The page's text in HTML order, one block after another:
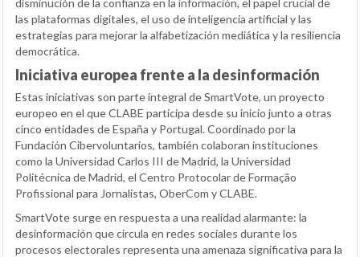
las plataformas digitales, el uso de inteligencia artificial y las
estrategias para mejorar la alfabetización mediática y la resiliencia
democrática.
Iniciativa europea frente a la desinformación
Estas iniciativas son parte integral de SmartVote, un proyecto
europeo en el que CLABE participa desde su inicio junto a otras
cinco entidades de España y Portugal. Coordinado por la
Fundación Cibervoluntarios, también colaboran instituciones
como la Universidad Carlos III de Madrid, la Universidad
Politécnica de Madrid, el Centro Protocolar de Formação
Profissional para Jornalistas, OberCom y CLABE.
SmartVote surge en respuesta a una realidad alarmante: la
desinformación que circula en redes sociales durante los
procesos electorales representa una amenaza significativa para la